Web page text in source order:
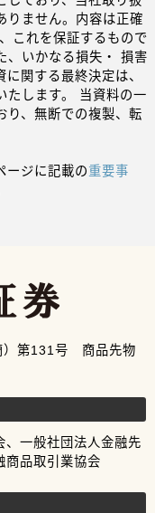
りません。内容は正確
これを保証するもので
、いかなる損失・ 損害
関する最終決定は、
たします。 当資料の一
り、無断での複製、転
ージに記載の重要事
）第131号 商品先物
、一般社団法人金融先
商品取引業協会